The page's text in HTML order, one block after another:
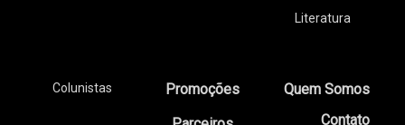
Literatura
Colunistas
Promoções
Quem Somos
Contato